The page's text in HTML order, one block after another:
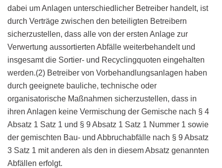
dabei um Anlagen unterschiedlicher Betreiber handelt, ist
durch Verträge zwischen den beteiligten Betreibern
sicherzustellen, dass alle von der ersten Anlage zur
Verwertung aussortierten Abfälle weiterbehandelt und
insgesamt die Sortier- und Recyclingquoten eingehalten
werden.(2) Betreiber von Vorbehandlungsanlagen haben
durch geeignete bauliche, technische oder
organisatorische Maßnahmen sicherzustellen, dass in
ihren Anlagen keine Vermischung der Gemische nach § 4
Absatz 1 Satz 1 und § 9 Absatz 1 Satz 1 Nummer 1 sowie
der gemischten Bau- und Abbruchabfälle nach § 9 Absatz
3 Satz 1 mit anderen als den in diesem Absatz genannten
Abfällen erfolgt.